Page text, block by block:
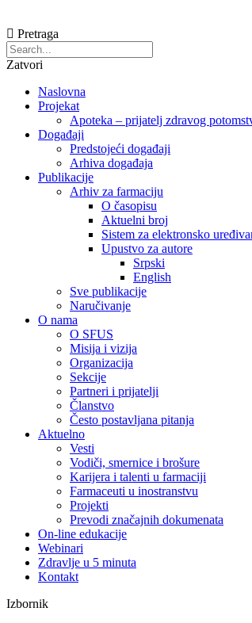
Pretraga
Zatvori
Naslovna
Projekat
Apoteka – prijatelj zdravog
Događaji
Predstojeći događaji
Arhiva događaja
Publikacije
Arhiv za farmaciju
O časopisu
Aktuelni broj
Sistem za elektronsko
Upustvo za autore
Srpski
English
Sve publikacije
Naručivanje
O nama
O SFUS
Misija i vizija
Organizacija
Sekcije
Partneri i prijatelji
Članstvo
Često postavljana pitanja
Aktuelno
Vesti
Vodiči, smernice i brošure
Karijera i talenti u farmaciji
Farmaceuti u inostranstvu
Projekti
Prevodi značajnih dokumenata
On-line edukacije
Webinari
Zdravlje u 5 minuta
Kontakt
Izbornik